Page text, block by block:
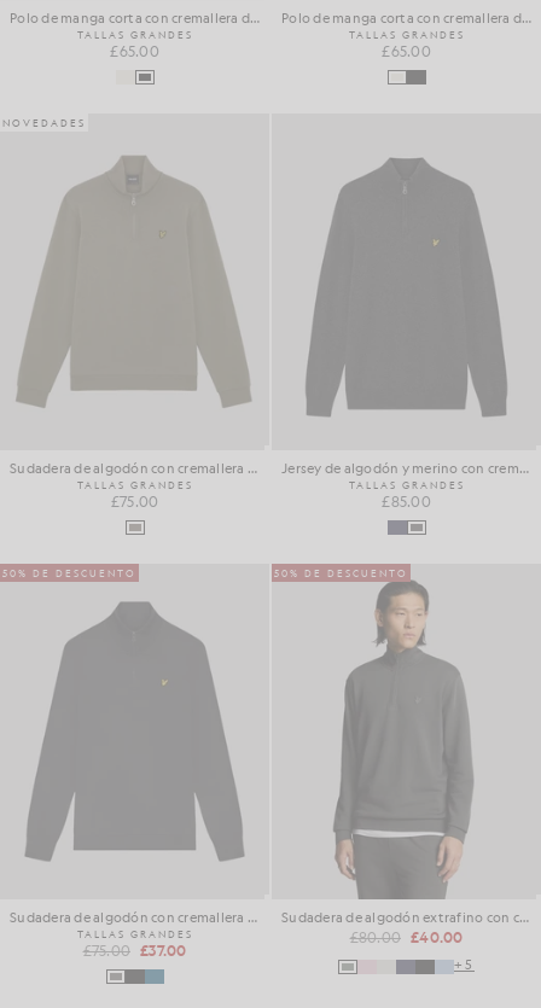
Polo de manga corta con cremallera de 1/4
TALLAS GRANDES
£65.00
Polo de manga corta con cremallera de 1/4
TALLAS GRANDES
£65.00
NOVEDADES
Sudadera de algodón con cremallera de 1/4
TALLAS GRANDES
£75.00
Jersey de algodón y merino con cremallera de 1/4
TALLAS GRANDES
£85.00
50% DE DESCUENTO
Sudadera de algodón con cremallera de 1/4
TALLAS GRANDES
£75.00 £37.00
50% DE DESCUENTO
Sudadera de algodón extrafino con cremallera de 1/4
£80.00 £40.00
+5